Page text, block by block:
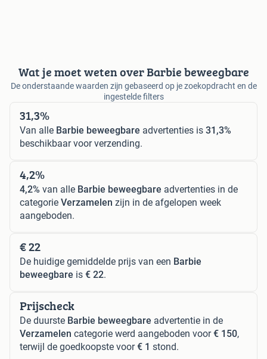
Wat je moet weten over Barbie beweegbare
De onderstaande waarden zijn gebaseerd op je zoekopdracht en de
ingestelde filters
31,3%
Van alle Barbie beweegbare advertenties is 31,3%
beschikbaar voor verzending.
4,2%
4,2% van alle Barbie beweegbare advertenties in de
categorie Verzamelen zijn in de afgelopen week
aangeboden.
€ 22
De huidige gemiddelde prijs van een Barbie
beweegbare is € 22.
Prijscheck
De duurste Barbie beweegbare advertentie in de
Verzamelen categorie werd aangeboden voor€ 150,
terwijl de goedkoopste voor€ 1 stond.